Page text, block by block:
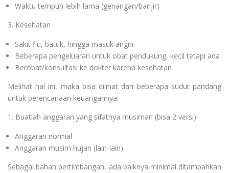
Waktu tempuh lebih lama (genangan/banjir)
3. Kesehatan
Sakit flu, batuk, hingga masuk angin
Beberapa pengeluaran untuk obat pendukung, kecil tetapi ada
Berobat/konsultasi ke dokter karena kesehatan
Melihat hal ini, maka bisa dilihat dari beberapa sudut pandang
untuk perencanaan keuangannya:
1. Buatlah anggaran yang sifatnya musiman (bisa 2 versi):
Anggaran normal
Anggaran musim hujan (lain-lain)
Sebagai bahan pertimbangan, ada baiknya minimal ditambahkan